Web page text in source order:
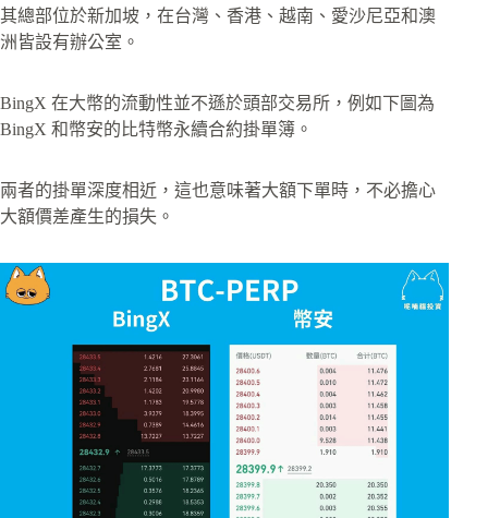
其總部位於新加坡，在台灣、香港、越南、愛沙尼亞和澳
洲皆設有辦公室。
BingX 在大幣的流動性並不遜於頭部交易所，例如下圖為
BingX 和幣安的比特幣永續合約掛單簿。
兩者的掛單深度相近，這也意味著大額下單時，不必擔心
大額價差產生的損失。